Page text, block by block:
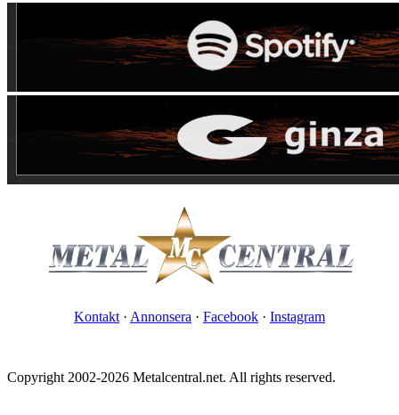
Kontakt · Annonsera · Facebook · Instagram
Copyright 2002-2026 Metalcentral.net. All rights reserved.